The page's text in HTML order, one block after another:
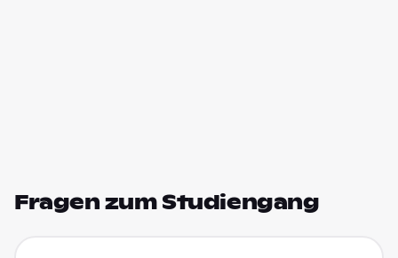
Fragen zum Studiengang